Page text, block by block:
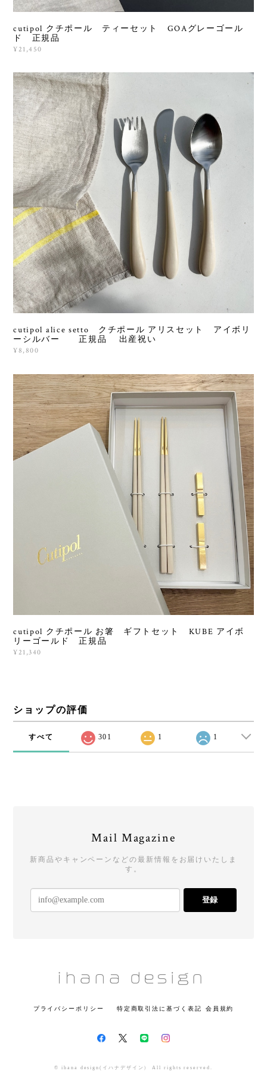
cutipol クチポール ティーセット GOAグレーゴール
ド 正規品
¥21,450
cutipol alice setto クチポール アリスセット アイボリ
ーシルバー 正規品 出産祝い
¥8,800
cutipol クチポール お箸 ギフトセット KUBE アイボ
リーゴールド 正規品
¥21,340
ショップの評価
すべて 301 1 1
Mail Magazine
新商品やキャンペーンなどの最新情報をお届けいたしま
す。
登録
プライバシーポリシー 特定商取引法に基づく表記 会員規約
© ihana design(イハナデザイン） All rights reserved.